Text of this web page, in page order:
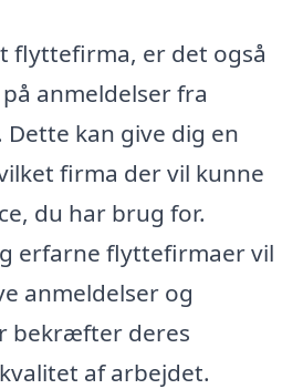
flyttefirma, er det også
anmeldelser fra
kan give dig en
firma der vil kunne
du har brug for.
erfarne flyttefirmaer vil
anmeldelser og
bekræfter deres
af arbejdet.